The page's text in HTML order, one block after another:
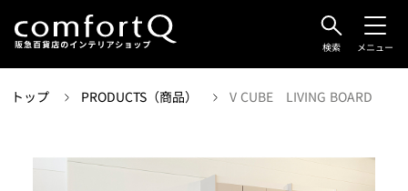
検索 メニュー
トップ PRODUCTS（商品） V CUBE LIVING BOARD